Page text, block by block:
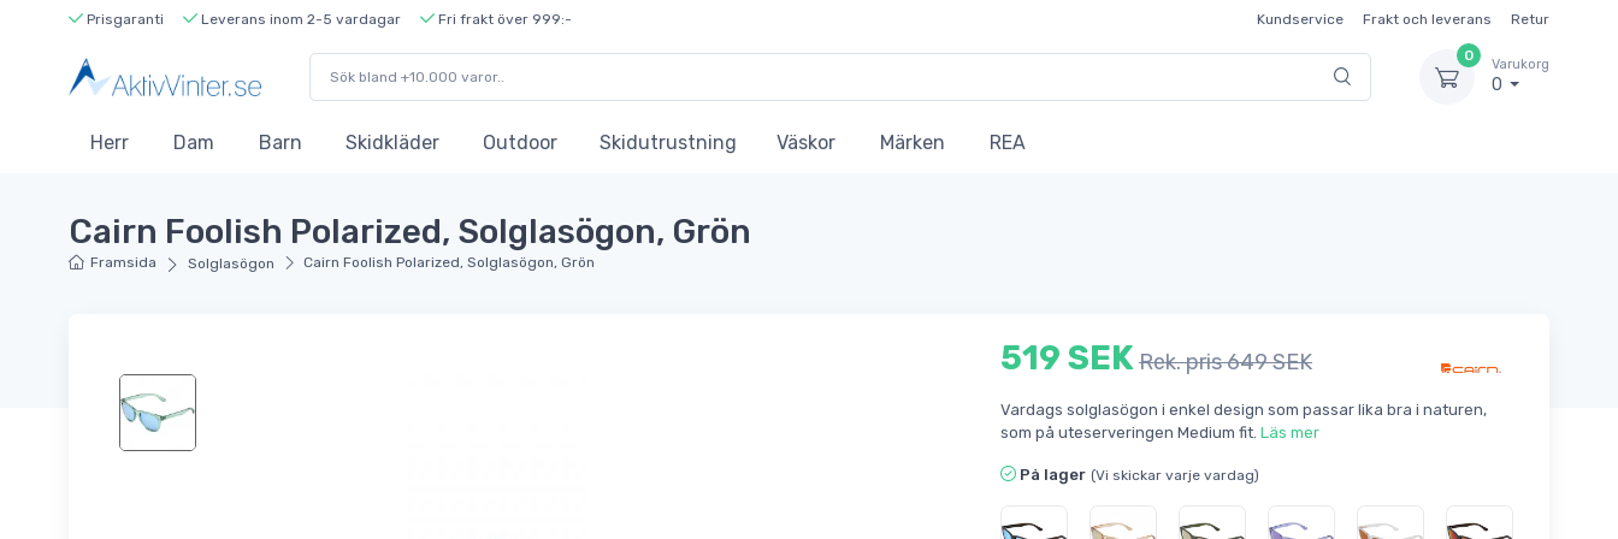
Prisgaranti Leverans inom 2-5 vardagar Fri frakt över 999:- Kundservice Frakt och leverans Retur
0
Varukorg
0
Herr Dam Barn Skidkläder Outdoor Skidutrustning Väskor Märken REA
Cairn Foolish Polarized, Solglasögon, Grön
Framsida Solglasögon Cairn Foolish Polarized, Solglasögon, Grön
519 SEK Rek. pris 649 SEK
Vardags solglasögon i enkel design som passar lika bra i naturen,
som på uteserveringen Medium fit. Läs mer
På lager (Vi skickar varje vardag)